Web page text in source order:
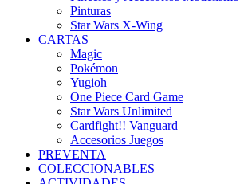
Pinturas
Star Wars X-Wing
CARTAS
Magic
Pokémon
Yugioh
One Piece Card Game
Star Wars Unlimited
Cardfight!! Vanguard
Accesorios Juegos
PREVENTA
COLECCIONABLES